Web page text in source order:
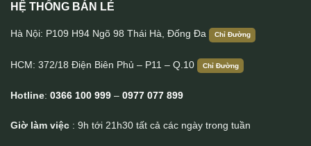
Clutch cầm tay da bò nam tính CLT51
HỆ THỐNG BÁN LẺ
Hà Nội: P109 H94 Ngõ 98 Thái Hà, Đống Đa Chỉ Đường
HCM: 372/18 Điện Biên Phủ – P11 – Q.10 Chỉ Đường
Hotline: 0366 100 999 – 0977 077 899
Giờ làm việc : 9h tới 21h30 tất cả các ngày trong tuần